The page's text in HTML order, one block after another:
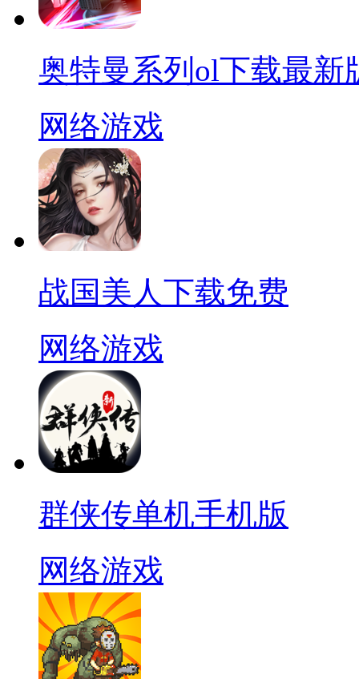
奥特曼系列ol下载最新
网络游戏
战国美人下载免费
网络游戏
群侠传单机手机版
网络游戏